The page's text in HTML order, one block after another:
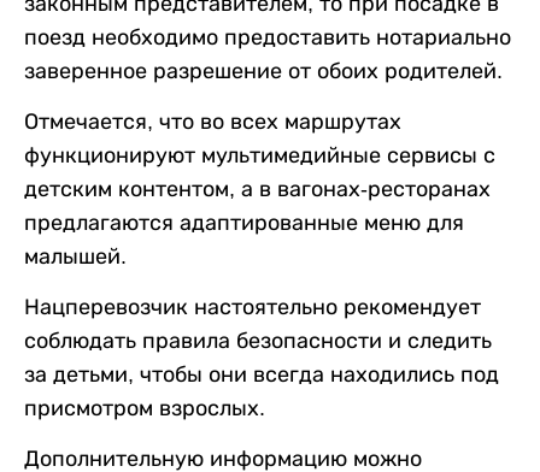
поезд необходимо предоставить нотариально
заверенное разрешение от обоих родителей.
Отмечается, что во всех маршрутах
функционируют мультимедийные сервисы с
детским контентом, а в вагонах-ресторанах
предлагаются адаптированные меню для
малышей.
Нацперевозчик настоятельно рекомендует
соблюдать правила безопасности и следить
за детьми, чтобы они всегда находились под
присмотром взрослых.
Дополнительную информацию можно